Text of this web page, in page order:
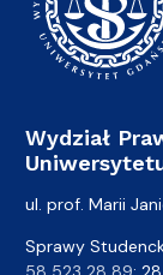
Wydział
ul. prof. Marii
Sprawy